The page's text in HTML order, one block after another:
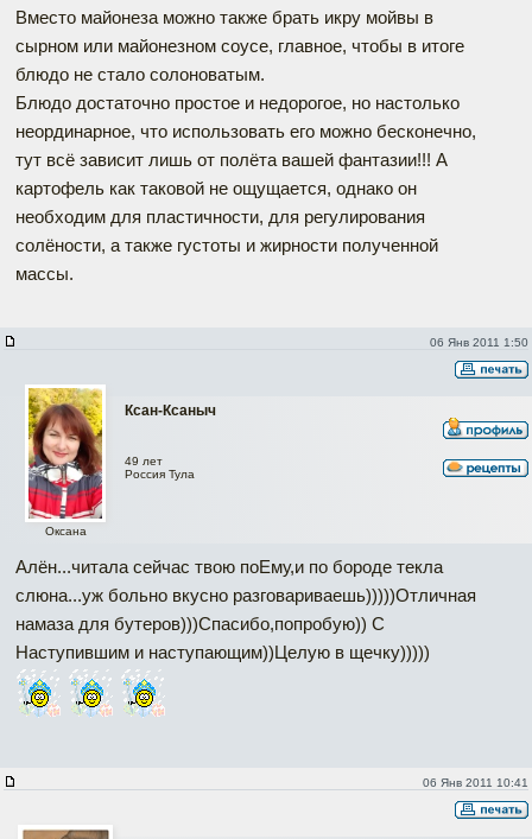
Вместо майонеза можно также брать икру мойвы в
сырном или майонезном соусе, главное, чтобы в итоге
блюдо не стало солоноватым.
Блюдо достаточно простое и недорогое, но настолько
неординарное, что использовать его можно бесконечно,
тут всё зависит лишь от полёта вашей фантазии!!! А
картофель как таковой не ощущается, однако он
необходим для пластичности, для регулирования
солёности, а также густоты и жирности полученной
массы.
06 Янв 2011 1:50
Ксан-Ксаныч
Оксана
49 лет
Россия Тула
Алён...читала сейчас твою поЕму,и по бороде текла
слюна...уж больно вкусно разговариваешь)))))Отличная
намаза для бутеров)))Спасибо,попробую)) С
Наступившим и наступающим))Целую в щечку)))))
06 Янв 2011 10:41